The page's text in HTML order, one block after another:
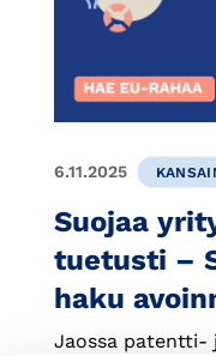
6.11.2025
Suojaa
tuetusti –
haku
Jaossa patentti-